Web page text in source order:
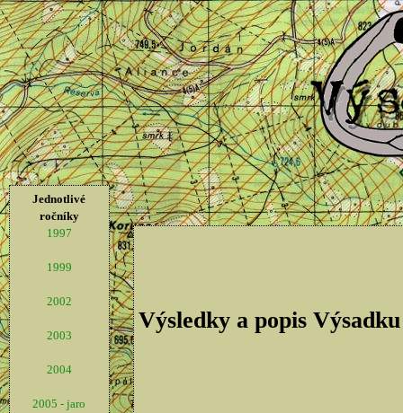
Jednotlivé
ročníky
1997
1999
2002
2003
2004
2005 - jaro
Výsledky a popis Výsadku